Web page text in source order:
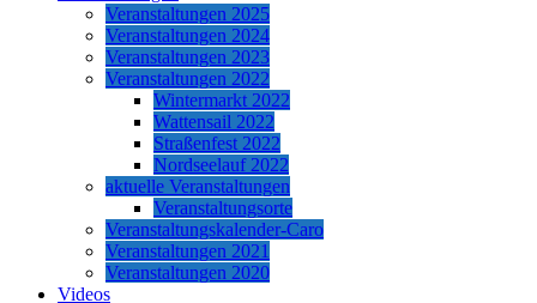
Veranstaltungen 2025
Veranstaltungen 2024
Veranstaltungen 2023
Veranstaltungen 2022
Wintermarkt 2022
Wattensail 2022
Straßenfest 2022
Nordseelauf 2022
aktuelle Veranstaltungen
Veranstaltungsorte
Veranstaltungskalender-Caro
Veranstaltungen 2021
Veranstaltungen 2020
Videos